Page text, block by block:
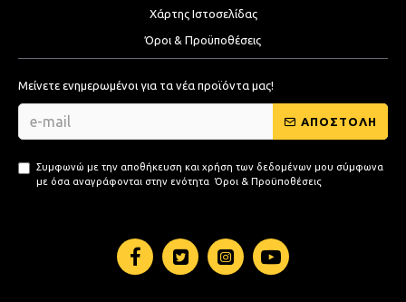
Χάρτης Ιστοσελίδας
Όροι & Προϋποθέσεις
Μείνετε ενημερωμένοι για τα νέα προϊόντα μας!
ΑΠΟΣΤΟΛΗ
Συμφωνώ με την αποθήκευση και χρήση των δεδομένων μου σύμφωνα
με όσα αναγράφονται στην ενότητα Όροι & Προϋποθέσεις